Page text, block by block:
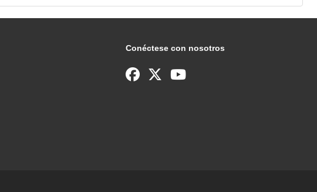
Conéctese con nosotros